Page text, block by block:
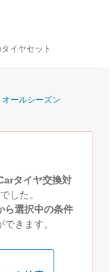
イヤセット
オールシーズン
タイヤ交換対
した。
ら選択中の条件
きます。